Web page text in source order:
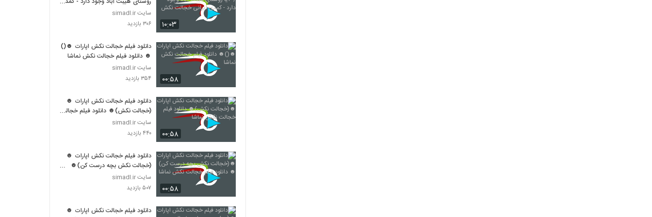
۱۰:۰۳
ایرانی خجالت نکش
سایت simadl.ir
۳۰۶ بازدید
۰۰:۵۸
دانلود فیلم خجالت نکش اپارات ☻()
☻ دانلود فیلم خجالت نکش نماشا
سایت simadl.ir
۳۵۴ بازدید
۰۰:۵۸
دانلود فیلم خجالت نکش اپارات ☻
(خجالت نکش)☻ دانلود فیلم خجالت
نکش نماشا
سایت simadl.ir
۴۴۰ بازدید
۰۰:۵۸
دانلود فیلم خجالت نکش اپارات ☻
(خجالت نکش بچه درست کن)☻
دانلود فیلم خجالت نکش نماشا
سایت simadl.ir
۵۰۷ بازدید
دانلود فیلم خجالت نکش اپارات ☻